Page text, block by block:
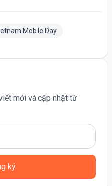
Mobile Day
mới và cập nhật từ
ký